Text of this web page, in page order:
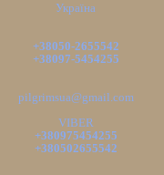
Україна
+38050-2655542
+38097-5454255
pilgrimsua@gmail.com
VIBER
+380975454255
+380502655542